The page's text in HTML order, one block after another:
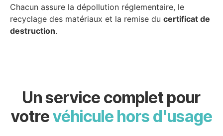
Chacun assure la dépollution réglementaire, le
recyclage des matériaux et la remise du certificat de
destruction.
Un service complet pour
votrevéhicule hors d'usage